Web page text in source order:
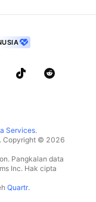
Services.
Copyright © 2026
Pangkalan data
Inc. Hak cipta
Quartr.